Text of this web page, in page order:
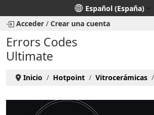
Seleccione su idioma
Español (España)
Acceder / Crear una cuenta
Errors Codes
Ultimate
Inicio Hotpoint Vitrocerámicas